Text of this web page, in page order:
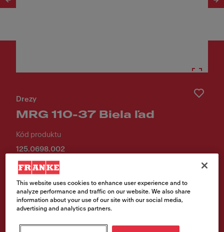
Drezy
MRG 110-37 Biela ľad
Kód produktu
125.0698.002
299,00 €
This website uses cookies to enhance user experience and to
analyze performance and traffic on our website. We also share
information about your use of our site with our social media,
advertising and analytics partners.